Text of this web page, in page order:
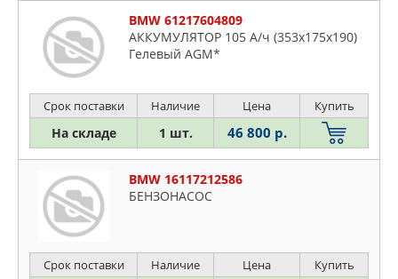
BMW 61217604809
АККУМУЛЯТОР 105 А/ч (353x175x190)
Гелевый AGM*
Срок поставки Наличие Цена Купить
На складе 1 шт. 46 800 р.
BMW 16117212586
БЕНЗОНАСОС
Срок поставки Наличие Цена Купить